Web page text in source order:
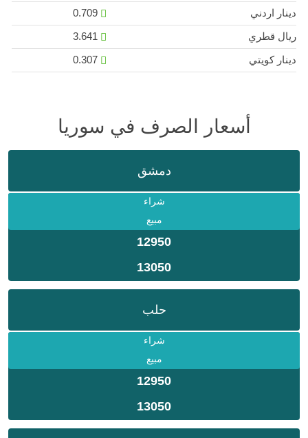
دينار اردني
0.709
ريال قطري
دينار كويتي
0.307
أسعار الصرف في سوريا
دمشق
شراء
مبيع
12950
13050
حلب
شراء
مبيع
12950
13050